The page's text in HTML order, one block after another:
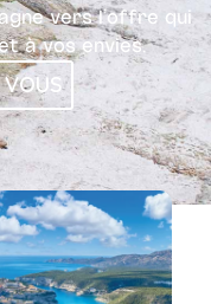
vers l’offre qui
à vos envies.​
VOUS